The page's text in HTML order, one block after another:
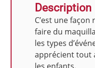
Description
C’est une
faire du
les types
apprécient tout